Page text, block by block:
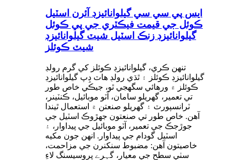
ايس پي سي سي گيلوانائيزڊ آئرن اسٽيل
ڪوئل جي قيمت فيڪٽري جي پي ڪوئل
گيلوانائيزڊ زنڪ اسٽيل شيٽ گيلوانائيزڊ
شيٽ ڪوئلز
تنهن ڪري، گيلوانائيزڊ ڪوئلز کي گرم رولڊ
گيلوانائيزڊ ڪوئلز ۽ ٿڌي رولڊ هاٽ ڊِپ گيلوانائيزڊ
ڪوئلز ۾ ورهائي سگهجي ٿو، جيڪي خاص طور
تي تعمير، گهريلو سامان، آٽو موبائيل، ڪنٽينر،
ٽرانسپورٽ ۽ گهريلو صنعتن ۾ استعمال ٿيندا
آهن. خاص طور تي صنعتون جهڙوڪ اسٽيل جي
جوڙجڪ جي تعمير، آٽو موبائيل جي پيداوار، ۽
اسٽيل گودام جي پيداوار. انهن جون مکيه
خاصيتون آهن: مضبوط سنکنرن جي مزاحمت،
سٺي سطح جي معيار، گہرے پروسيسنگ لاءِ